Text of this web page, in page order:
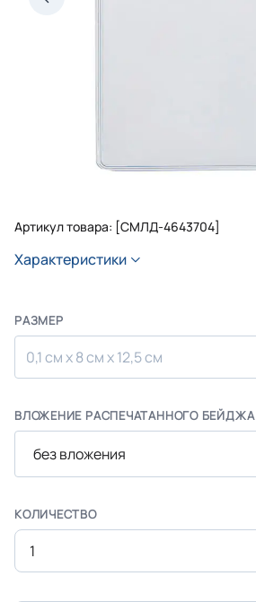
Артикул товара: [СМЛД-4643704]
Характеристики
РАЗМЕР
0,1 см х 8 см х 12,5 см
ВЛОЖЕНИЕ РАСПЕЧАТАННОГО БЕЙДЖА
КОЛИЧЕСТВО